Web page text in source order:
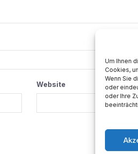
Um Ihnen
Cookies,
Wenn Sie
oder
oder Ihre
Website